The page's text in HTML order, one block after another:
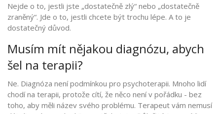
Nejde o to, jestli jste „dostatečně zlý“ nebo „dostatečně
zraněný“. Jde o to, jestli chcete být trochu lépe. A to je
dostatečný důvod.
Musím mít nějakou diagnózu, abych
šel na terapii?
Ne. Diagnóza není podmínkou pro psychoterapii. Mnoho lidí
chodí na terapii, protože cítí, že něco není v pořádku - bez
toho, aby měli název svého problému. Terapeut vám nemusí